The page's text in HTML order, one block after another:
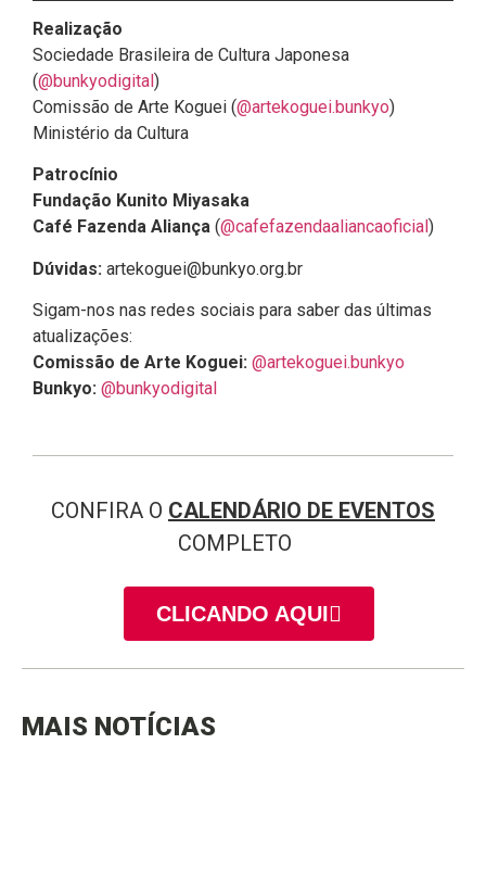
Realização
Sociedade Brasileira de Cultura Japonesa
(@bunkyodigital)
Comissão de Arte Koguei (@artekoguei.bunkyo)
Ministério da Cultura
Patrocínio
Fundação Kunito Miyasaka
Café Fazenda Aliança (@cafefazendaaliancaoficial )
Dúvidas: artekoguei@bunkyo.org.br
Sigam-nos nas redes sociais para saber das últimas
atualizações:
Comissão de Arte Koguei: @artekoguei.bunkyo
Bunkyo: @bunkyodigital
CONFIRA O CALENDÁRIO DE EVENTOS
COMPLETO
CLICANDO AQUI
MAIS NOTÍCIAS